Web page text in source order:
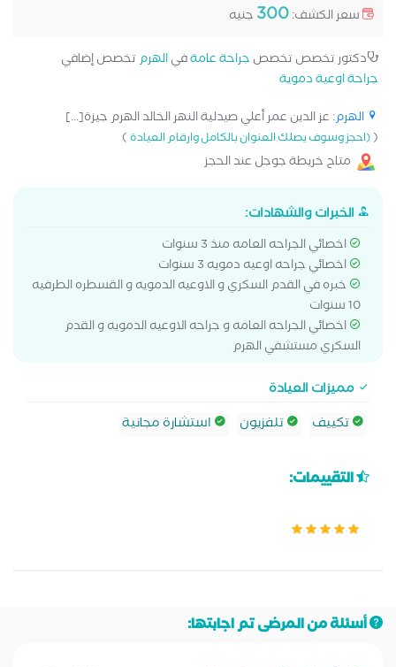
سعر الكشف:300 جنيه
دكتور تخصص تخصص جراحة عامةفيالهرم تخصص إضافي
جراحة اوعية دموية
الهرم: عز الدين عمر أعلي صيدلية النهر الخالد الهرم جيزة[...]
((احجز وسوف يصلك العنوان بالكامل وارقام العيادة)
متاح خريطة جوجل عند الحجز
الخبرات والشهادات:
اخصائي الجراحه العامه منذ 3 سنوات
اخصائي جراحه اوعيه دمويه 3 سنوات
خبره في القدم السكري و الاوعيه الدمويه و القسطره الطرفيه
10 سنوات
اخصائي الجراحه العامه و جراحه الاوعيه الدمويه و القدم
السكري مستشفي الهرم
مميزات العيادة
تكييف
تلفزيون استشارة مجانية
التقييمات:
أسئلة من المرضى تم اجابتها: